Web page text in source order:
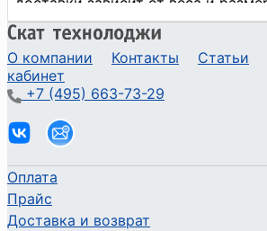
О компании Контакты Статьи
кабинет
+7 (495) 663-73-29
Оплата
Прайс
Доставка и возврат